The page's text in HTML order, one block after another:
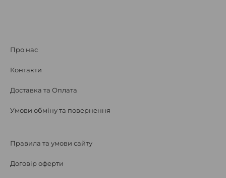
Про нас
Контакти
Доставка та Оплата
Умови обміну та повернення
Правила та умови сайту
Договір оферти